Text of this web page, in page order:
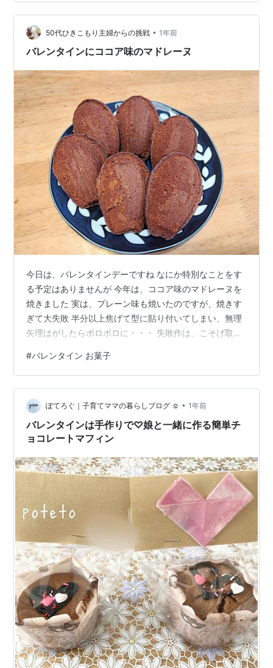
50代ひきこもり主婦からの挑戦 • 1年前
バレンタインにココア味のマドレーヌ
今日は、バレンタインデーですね なにか特別なことをす
る予定はありませんが 今年は、ココア味のマドレーヌを
焼きました 実は、プレーン味も焼いたのですが、焼きす
ぎて大失敗 半分以上焦げて型に貼り付いてしまい、無理
矢理はがしたらボロボロに・・・ 失敗作は、こそげ取っ
が、カリカリサクサクしていて味はおいしかったです 大
学生の末息子 最近、彼女ができたという話を聞いたの
で、母としては、初めて本命チョコを持ち帰ってくる！
とわくわくしていたのですが・・・ 夕方、大学のサーク
ルから帰宅したと思ったら、いつも通りにシャワー浴び
て寝ちゃいました 知りたがりの母と…
#バレンタイン お菓子
ぽてろぐ｜子育てママの暮らしブログ ☺︎ • 1年前
バレンタインは手作りで♡娘と一緒に作る簡単チ
ョコレートマフィン